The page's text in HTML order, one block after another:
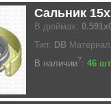
Сальник
В дюймах:
Тип: DB Материал:
В наличии?: 46